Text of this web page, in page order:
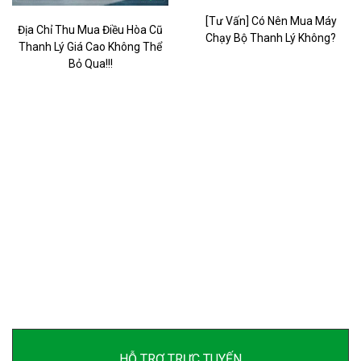
Địa Chỉ Thu Mua Điều Hòa Cũ
Thanh Lý Giá Cao Không Thể
Bỏ Qua!!!
[Tư Vấn] Có Nên Mua Máy
Chạy Bộ Thanh Lý Không?